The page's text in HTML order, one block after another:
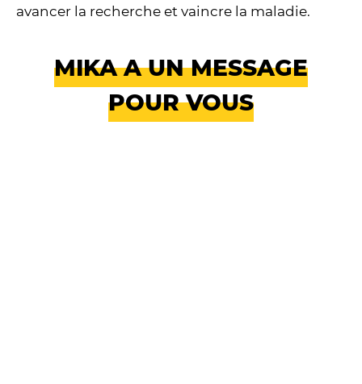
avancer la recherche et vaincre la maladie.
MIKA A UN MESSAGE
POUR VOUS